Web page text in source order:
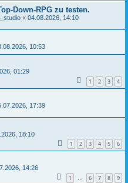
Down-RPG zu testen.
« 04.08.2026, 14:10
10:53
01:29
1 2 3 4
17:39
18:10
1 2 3 4 5 6
14:26
1 … 6 7 8 9